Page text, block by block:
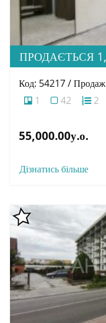
Код: 54217 / Продаж
1
42 2
55,000.00у.о.
Дізнатись більше